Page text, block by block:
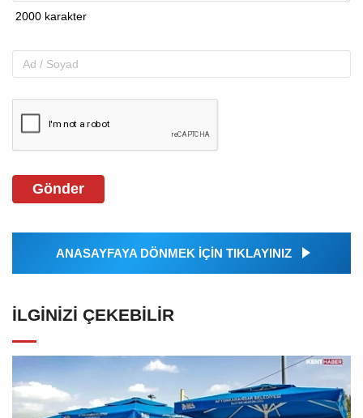
Gönder
ANASAYFAYA DÖNMEK İÇİN TIKLAYINIZ
İLGINIZI ÇEKEBILIR